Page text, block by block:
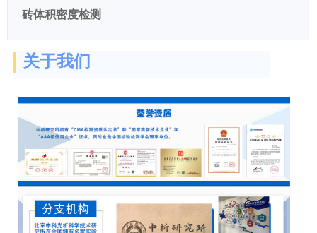
砖体积密度检测
关于我们